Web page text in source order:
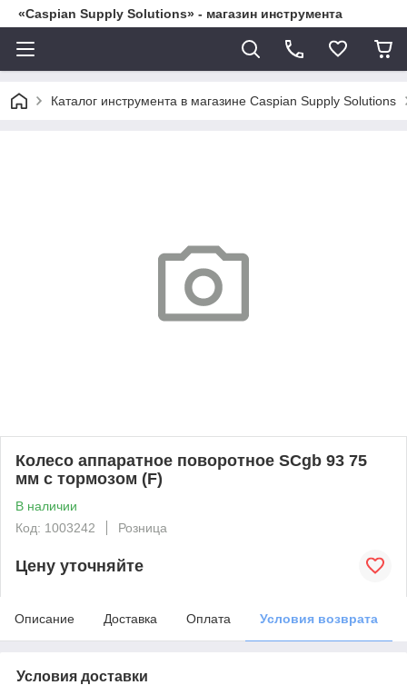
«Caspian Supply Solutions» - магазин инструмента
Каталог инструмента в магазине Caspian Supply Solutions
Колесо аппаратное поворотное SCgb 93 75
мм с тормозом (F)
В наличии
Код: 1003242
Розница
Цену уточняйте
Описание Доставка Оплата Условия возврата
Условия доставки